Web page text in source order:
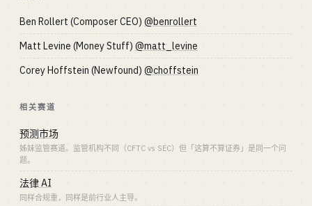
Ben Rollert (Composer CEO) @benrollert
Matt Levine (Money Stuff) @matt_levine
Corey Hoffstein (Newfound) @choffstein
相关赛道
预测市场
姊妹监管赛道。监管机构不同（CFTC vs SEC）但「这算不算证券」是同一个问
题。
法律 AI
同样合规重，同样是前行业人主导。